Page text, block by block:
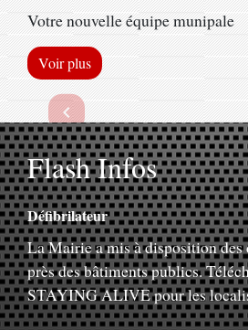
Votre nouvelle équipe munipale
Voir plus
chevron_left Previous
Flash Infos
Défibrilateur
La Mairie a mis à disposition
près des bâtiments publics.
STAYING ALIVE pour les